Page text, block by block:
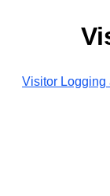
Visitor Logging